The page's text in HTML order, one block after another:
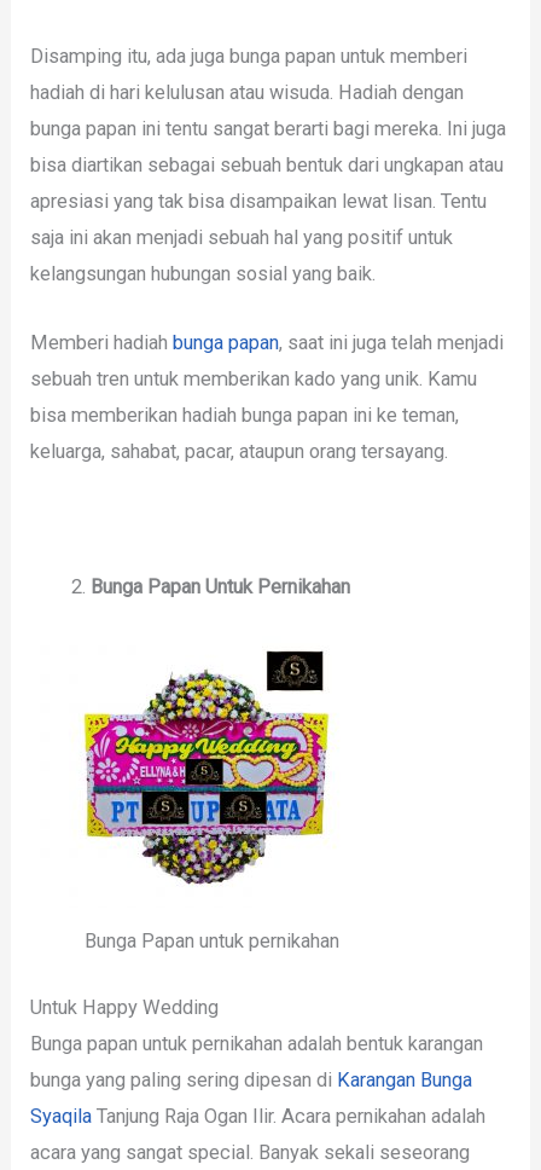
Disamping itu, ada juga bunga papan untuk memberi
hadiah di hari kelulusan atau wisuda. Hadiah dengan
bunga papan ini tentu sangat berarti bagi mereka. Ini juga
bisa diartikan sebagai sebuah bentuk dari ungkapan atau
apresiasi yang tak bisa disampaikan lewat lisan. Tentu
saja ini akan menjadi sebuah hal yang positif untuk
kelangsungan hubungan sosial yang baik.
Memberi hadiahbunga papan, saat ini juga telah menjadi
sebuah tren untuk memberikan kado yang unik. Kamu
bisa memberikan hadiah bunga papan ini ke teman,
keluarga, sahabat, pacar, ataupun orang tersayang.
Bunga Papan Untuk Pernikahan
Bunga Papan untuk pernikahan
Untuk Happy Wedding
Bunga papan untuk pernikahan adalah bentuk karangan
bunga yang paling sering dipesan di Karangan Bunga
Syaqila Tanjung Raja Ogan Ilir. Acara pernikahan adalah
acara yang sangat special. Banyak sekali seseorang